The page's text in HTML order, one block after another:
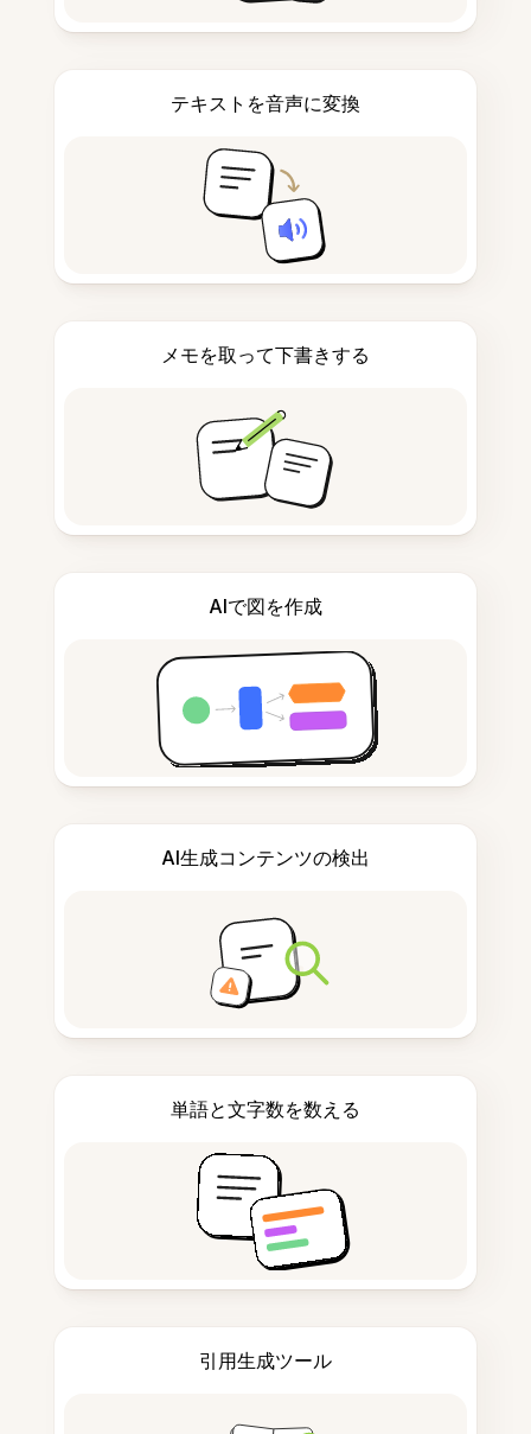
テキストを音声に変換
メモを取って下書きする
AIで図を作成
AI生成コンテンツの検出
単語と文字数を数える
引用生成ツール